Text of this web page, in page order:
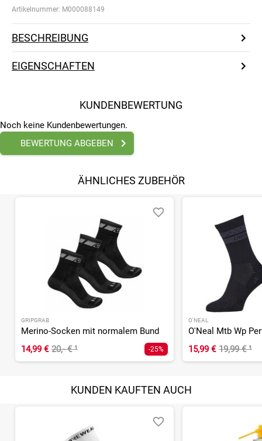
Artikelnummer: M000088149
BESCHREIBUNG
EIGENSCHAFTEN
KUNDENBEWERTUNG
Noch keine Kundenbewertungen.
BEWERTUNG ABGEBEN
ÄHNLICHES ZUBEHÖR
GRIPGRAB
Merino-Socken mit normalem Bund
14,99 € 20,- €¹ -25%
O'NEAL
15,99 € 19,99 €¹
KUNDEN KAUFTEN AUCH